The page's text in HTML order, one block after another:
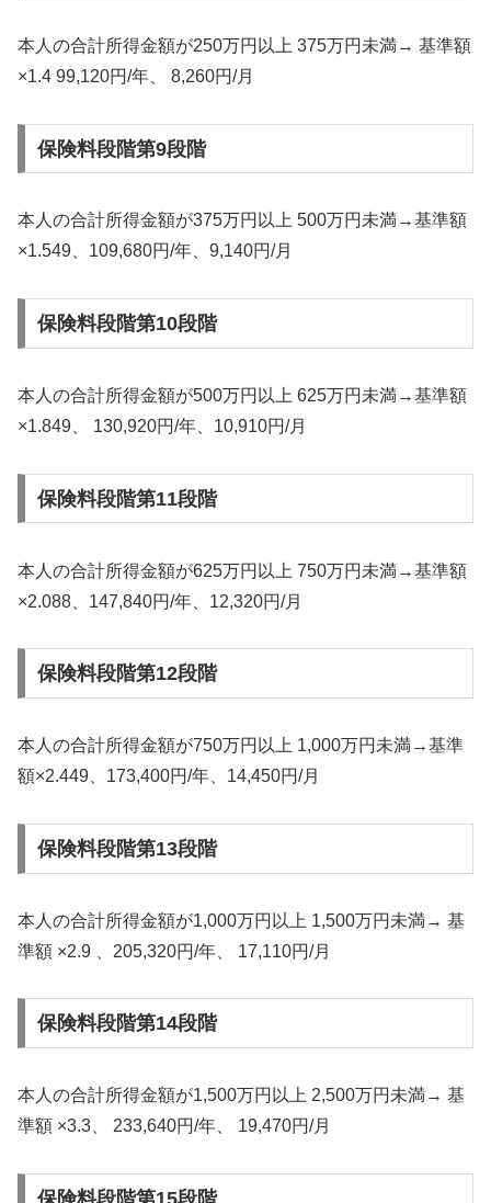
本人の合計所得金額が250万円以上 375万円未満→ 基準額
×1.4 99,120円/年、 8,260円/月
保険料段階第9段階
本人の合計所得金額が375万円以上 500万円未満→基準額
×1.549、109,680円/年、9,140円/月
保険料段階第10段階
本人の合計所得金額が500万円以上 625万円未満→基準額
×1.849、 130,920円/年、10,910円/月
保険料段階第11段階
本人の合計所得金額が625万円以上 750万円未満→基準額
×2.088、147,840円/年、12,320円/月
保険料段階第12段階
本人の合計所得金額が750万円以上 1,000万円未満→基準
額×2.449、173,400円/年、14,450円/月
保険料段階第13段階
本人の合計所得金額が1,000万円以上 1,500万円未満→ 基
準額 ×2.9 、205,320円/年、 17,110円/月
保険料段階第14段階
本人の合計所得金額が1,500万円以上 2,500万円未満→ 基
準額 ×3.3、 233,640円/年、 19,470円/月
保険料段階第15段階